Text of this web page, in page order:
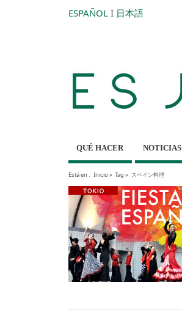
ESPAÑOL I 日本語
QUÉ HACER NOTICIAS
Está en : Inicio» Tag » スペイン料理